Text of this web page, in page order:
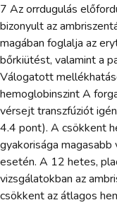
7 Az orrdugulás
bizonyult az
magában foglalja az
bőrkiütést, valamint a
Válogatott
hemoglobinszint A
vérsejt transzfúziót
4.4 pont). A csökkent
gyakorisága
esetén. A 12 hetes,
vizsgálatokban az
csökkent az átlagos